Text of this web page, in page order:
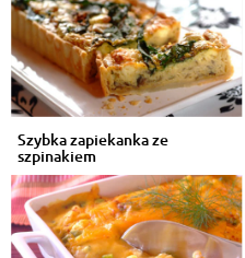
Szybka zapiekanka ze
szpinakiem